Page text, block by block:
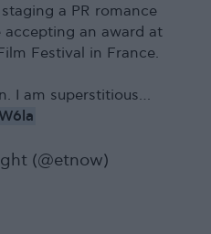
a PR romance
accepting an award at
Festival in France.
I am superstitious…
(@etnow)